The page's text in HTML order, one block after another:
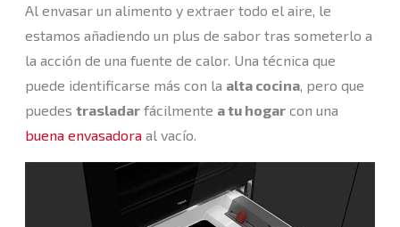
Al envasar un alimento y extraer todo el aire, le
estamos añadiendo un plus de sabor tras someterlo a
la acción de una fuente de calor. Una técnica que
puede identificarse más con la alta cocina, pero que
puedes trasladarfácilmente a tu hogarcon una
buena envasadoraal vacío.